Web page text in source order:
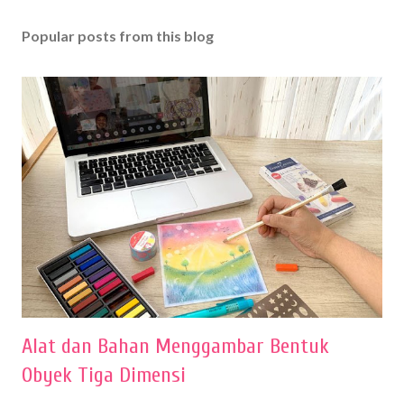
Popular posts from this blog
Alat dan Bahan Menggambar Bentuk
Obyek Tiga Dimensi